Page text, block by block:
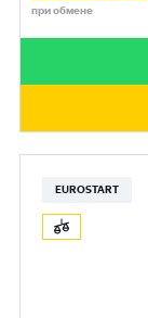
при обмене
EUROSTART